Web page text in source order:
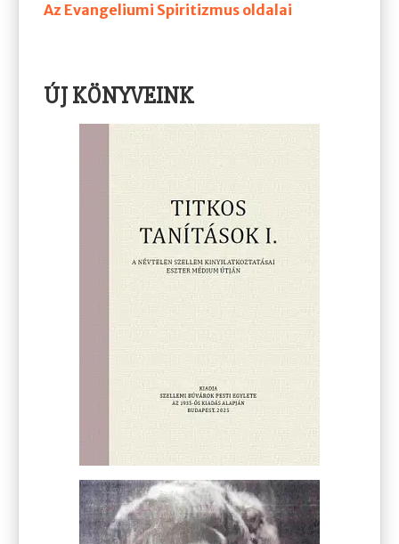
Az Evangeliumi Spiritizmus oldalai
ÚJ KÖNYVEINK